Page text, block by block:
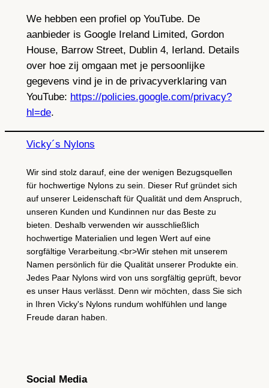
We hebben een profiel op YouTube. De
aanbieder is Google Ireland Limited, Gordon
House, Barrow Street, Dublin 4, Ierland. Details
over hoe zij omgaan met je persoonlijke
gegevens vind je in de privacyverklaring van
YouTube: https://policies.google.com/privacy?
hl=de.
Vicky´s Nylons
Wir sind stolz darauf, eine der wenigen Bezugsquellen
für hochwertige Nylons zu sein. Dieser Ruf gründet sich
auf unserer Leidenschaft für Qualität und dem Anspruch,
unseren Kunden und Kundinnen nur das Beste zu
bieten. Deshalb verwenden wir ausschließlich
hochwertige Materialien und legen Wert auf eine
sorgfältige Verarbeitung.<br>Wir stehen mit unserem
Namen persönlich für die Qualität unserer Produkte ein.
Jedes Paar Nylons wird von uns sorgfältig geprüft, bevor
es unser Haus verlässt. Denn wir möchten, dass Sie sich
in Ihren Vicky's Nylons rundum wohlfühlen und lange
Freude daran haben.
Social Media